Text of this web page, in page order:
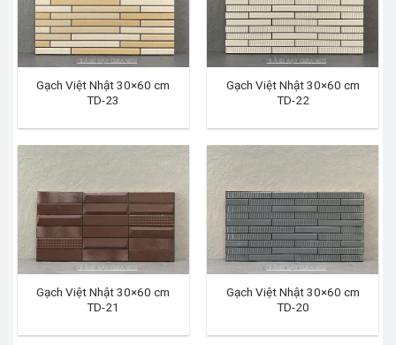
Gạch Việt Nhật 30×60 cm
TD-23
Gạch Việt Nhật 30×60 cm
TD-22
Gạch Việt Nhật 30×60 cm
TD-21
Gạch Việt Nhật 30×60 cm
TD-20